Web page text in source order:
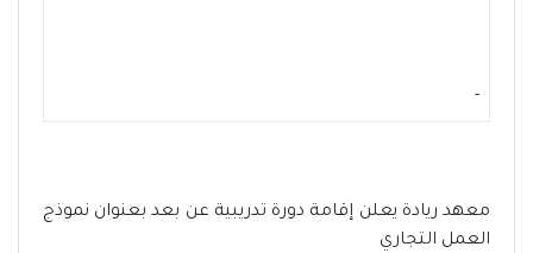
-
معهد ريادة يعلن إقامة دورة تدريبية عن بعد بعنوان نموذج
العمل التجاري